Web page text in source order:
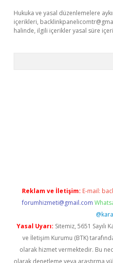
Hukuka ve yasal düzenlemelere
içerikleri,
halinde, ilgili içerikler yasal süre
Reklam ve İletişim: E-mail:
forumhizmeti@gmail.com
Yasal Uyarı: Sitemiz, 5651 Sayılı
ve İletişim Kurumu (BTK)
olarak hizmet vermektedir. Bu
olarak denetleme veya araştırma